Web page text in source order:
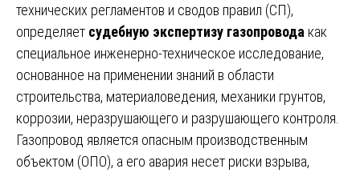
технических регламентов и сводов правил (СП),
определяет судебную экспертизу газопровода как
специальное инженерно-техническое исследование,
основанное на применении знаний в области
строительства, материаловедения, механики грунтов,
коррозии, неразрушающего и разрушающего контроля.
Газопровод является опасным производственным
объектом (ОПО), а его авария несет риски взрыва,